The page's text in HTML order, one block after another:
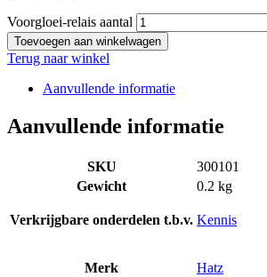
Voorgloei-relais aantal
Toevoegen aan winkelwagen
Terug naar winkel
Aanvullende informatie
Aanvullende informatie
SKU
300101
Gewicht
0.2 kg
Verkrijgbare onderdelen t.b.v. Kennis
Merk Hatz